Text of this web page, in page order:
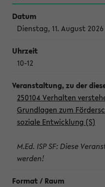
Dienstag, 11. August 2026
10-12
250104 Verhalten
Grundlagen zum
soziale Entwicklung (S)
M.Ed. ISP SF: Diese
werden!